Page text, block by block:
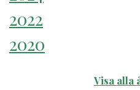
2022
2020
Visa alla